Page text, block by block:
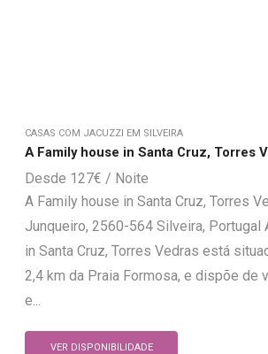
CASAS COM JACUZZI EM SILVEIRA
A Family house in Santa Cruz, Torres
127€
A Family house in Santa Cruz, Torres
Junqueiro, 2560-564 Silveira, Portugal
in Santa Cruz, Torres Vedras está
2,4 km da Praia Formosa, e dispõe de
e...
VER DISPONIBILIDADE